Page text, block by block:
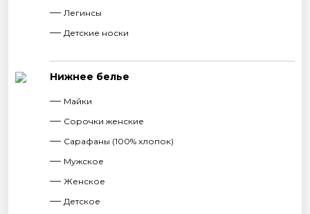
Легинсы
Детские носки
Нижнее белье
Майки
Сорочки женские
Сарафаны (100% хлопок)
Мужское
Женское
Детское